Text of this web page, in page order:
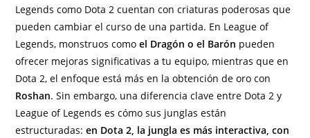
Legends como Dota 2 cuentan con criaturas poderosas que
pueden cambiar el curso de una partida. En League of
Legends, monstruos comoel Dragón o el Barón pueden
ofrecer mejoras significativas a tu equipo, mientras que en
Dota 2, el enfoque está más en la obtención de oro con
Roshan. Sin embargo, una diferencia clave entre Dota 2 y
League of Legends es cómo sus junglas están
estructuradas:en Dota 2, la jungla es más interactiva, con